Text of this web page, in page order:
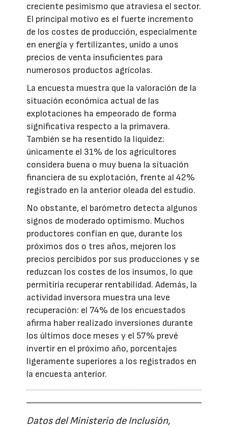
creciente pesimismo que atraviesa el sector.
El principal motivo es el fuerte incremento
de los costes de producción, especialmente
en energía y fertilizantes, unido a unos
precios de venta insuficientes para
numerosos productos agrícolas.
La encuesta muestra que la valoración de la
situación económica actual de las
explotaciones ha empeorado de forma
significativa respecto a la primavera.
También se ha resentido la liquidez:
únicamente el 31% de los agricultores
considera buena o muy buena la situación
financiera de su explotación, frente al 42%
registrado en la anterior oleada del estudio.
No obstante, el barómetro detecta algunos
signos de moderado optimismo. Muchos
productores confían en que, durante los
próximos dos o tres años, mejoren los
precios percibidos por sus producciones y se
reduzcan los costes de los insumos, lo que
permitiría recuperar rentabilidad. Además, la
actividad inversora muestra una leve
recuperación: el 74% de los encuestados
afirma haber realizado inversiones durante
los últimos doce meses y el 57% prevé
invertir en el próximo año, porcentajes
ligeramente superiores a los registrados en
la encuesta anterior.
Datos del Ministerio de Inclusión,